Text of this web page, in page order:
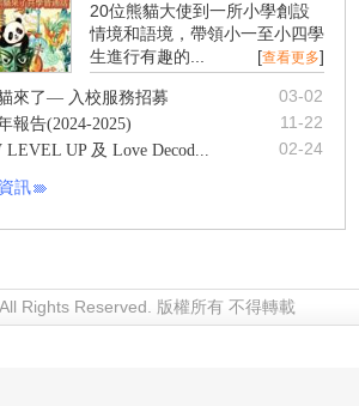
20位熊貓大使到一所小學創設
情境和語境，帶領小一至小四學
生進行有趣的...
[查看更多]
03-02
來了— 入校服務招募
11-22
報告(2024-2025)
02-24
LEVEL UP 及 Love Decod...
訊
Rights Reserved. 版權所有 不得轉載